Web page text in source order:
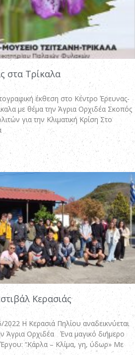
στα Τρίκαλα
έκθεση στο Κέντρο Έρευνας-
με θέμα την Άγρια Ορχιδέα Σκοπός
για την Κλιματική Κρίση Στο
Κερασιάς
Η Κερασιά Πηλίου αναδεικνύεται
Άγρια Ορχιδέα Ένα μαγικό διήμερο
“Κάρλα – Κλίμα, γη, ύδωρ» Με